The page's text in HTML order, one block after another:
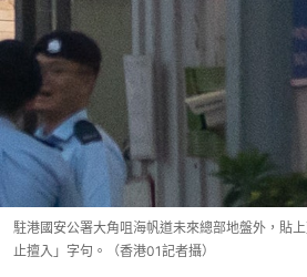
駐港國安公署大角咀海帆道未來總部地盤外，貼
止擅入」字句。（香港01記者攝）